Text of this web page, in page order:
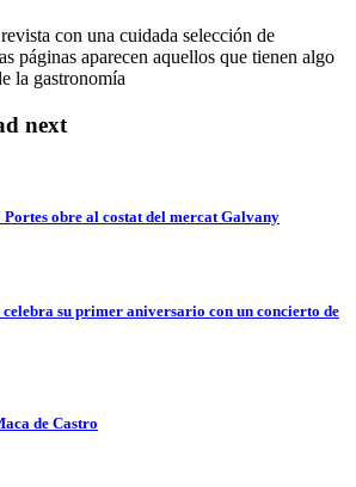
con una cuidada selección de
páginas aparecen aquellos que tienen algo
la gastronomía
next
obre al costat del mercat Galvany
su primer aniversario con un concierto de
de Castro